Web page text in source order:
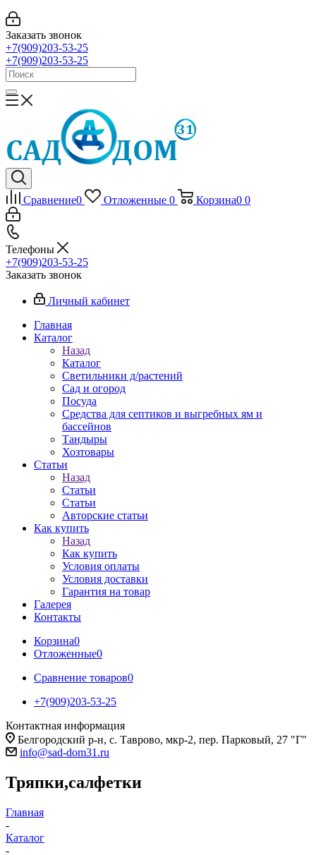
Заказать звонок
+7(909)203-53-25
+7(909)203-53-25
Сравнение0 Отложенные 0 Корзина0 0
Телефоны
+7(909)203-53-25
Заказать звонок
Личный кабинет
Главная
Каталог
Назад
Каталог
Светильники д/растений
Сад и огород
Посуда
Средства для септиков и выгребных ям и
бассейнов
Тандыры
Хозтовары
Статьи
Назад
Статьи
Статьи
Авторские статьи
Как купить
Назад
Как купить
Условия оплаты
Условия доставки
Гарантия на товар
Галерея
Контакты
Корзина0
Отложенные0
Сравнение товаров0
+7(909)203-53-25
Контактная информация
Белгородский р-н, с. Таврово, мкр-2, пер. Парковый, 27 "Г"
info@sad-dom31.ru
Тряпки,салфетки
Главная
-
Каталог
-